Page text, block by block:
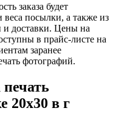
заказа будет
веса посылки, а также из
и доставки. Цены на
в прайс-листе на
заранее
фотографий.
20х30 в г